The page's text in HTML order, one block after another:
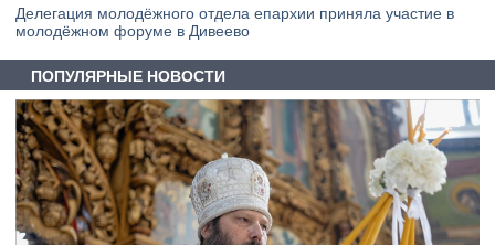
Делегация молодёжного отдела епархии приняла участие в
молодёжном форуме в Дивеево
ПОПУЛЯРНЫЕ НОВОСТИ